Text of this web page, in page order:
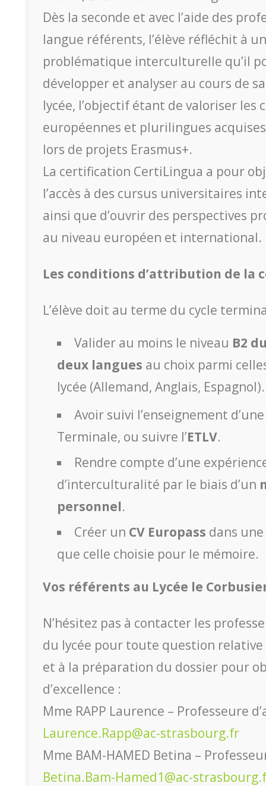
Dès la seconde et avec l’aide des
langue référents, l’élève réfléchit à
problématique interculturelle qu’il
développer et analyser au cours de
lycée, l’objectif étant de valoriser les
européennes et plurilingues
lors de projets Erasmus+.
La certification CertiLingua a pour
l’accès à des cursus universitaires
ainsi que d’ouvrir des perspectives
au niveau européen et international.
Les conditions d’attribution de la
L’élève doit au terme du cycle
Valider au moins le niveau B2
deux langues au choix parmi
lycée (Allemand, Anglais, Espagnol).
Avoir suivi l’enseignement
Terminale, ou suivre l’ETLV.
Rendre compte d’une
d’interculturalité par le biais d’un
personnel.
Créer un CV Europass dans
que celle choisie pour le mémoire.
Vos référents au Lycée le
N’hésitez pas à contacter les
du lycée pour toute question
et à la préparation du dossier pour
d’excellence :
Mme RAPP Laurence – Professeure
Laurence.Rapp@ac-strasbourg.fr
Mme BAM-HAMED Betina –
Betina.Bam-Hamed1@ac-